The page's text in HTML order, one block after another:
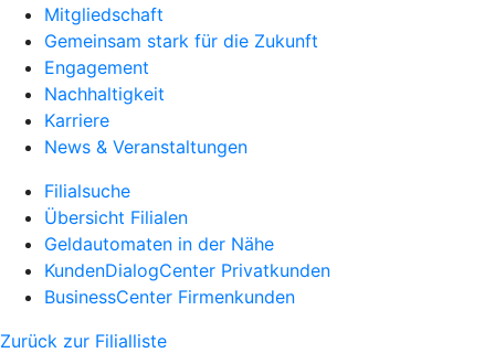
Mitgliedschaft
Gemeinsam stark für die Zukunft
Engagement
Nachhaltigkeit
Karriere
News & Veranstaltungen
Filialsuche
Übersicht Filialen
Geldautomaten in der Nähe
KundenDialogCenter Privatkunden
BusinessCenter Firmenkunden
Zurück zur Filialliste